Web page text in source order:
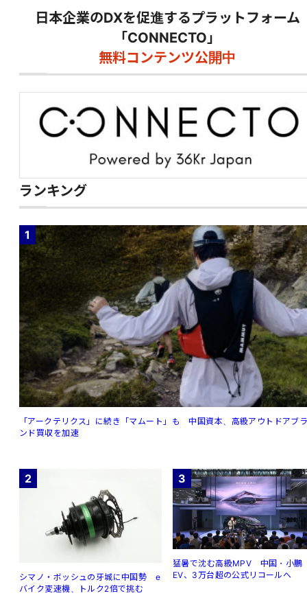
日本企業のDXを促進するプラットフォーム
「CONNECTO」
無料コンテンツ公開中
ランキング
1
「アークテリクス」に続き「マムート」も 中国資本、高級アウトドアブ
ンド買収を加速
2
シマノ・ボッシュの牙城に中国勢 e
バイク変速機、トルク2倍で挑む
3
猛暑で沈む高級MPV 中国・小鵬
EV、3万台超の公式リコールへ